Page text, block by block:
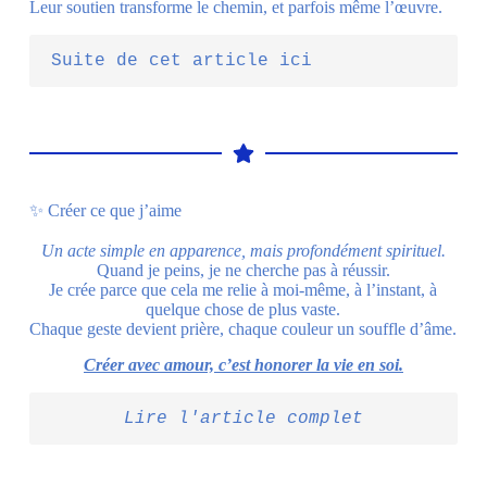
Leur soutien transforme le chemin, et parfois même l’œuvre.
Suite de cet article ici
✨ Créer ce que j’aime
Un acte simple en apparence, mais profondément spirituel.
Quand je peins, je ne cherche pas à réussir.
Je crée parce que cela me relie à moi-même, à l’instant, à
quelque chose de plus vaste.
Chaque geste devient prière, chaque couleur un souffle d’âme.
Créer avec amour, c’est honorer la vie en soi.
Lire l'article complet